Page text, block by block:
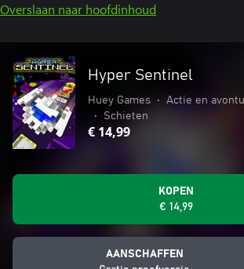
Overslaan naar hoofdinhoud
Hyper Sentinel
Huey Games • Actie en
•
Schieten
€ 14,99
KOPEN
€ 14,99
AANSCHAFFEN